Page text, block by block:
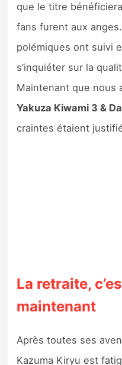
que le titre
fans furent aux
polémiques ont suivi
s’inquiéter sur la
Maintenant que nous
Yakuza Kiwami 3 &
craintes étaient
La retraite,
maintenant
Après toutes ses
Kazuma Kiryu est